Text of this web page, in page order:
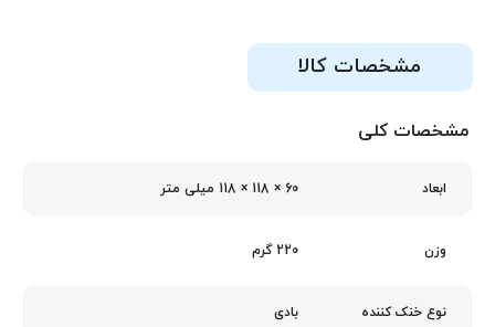
مشخصات کالا
مشخصات کلی
ابعاد 60 × 118 × 118 میلی‌ متر
وزن 220 گرم
نوع خنک کننده بادی